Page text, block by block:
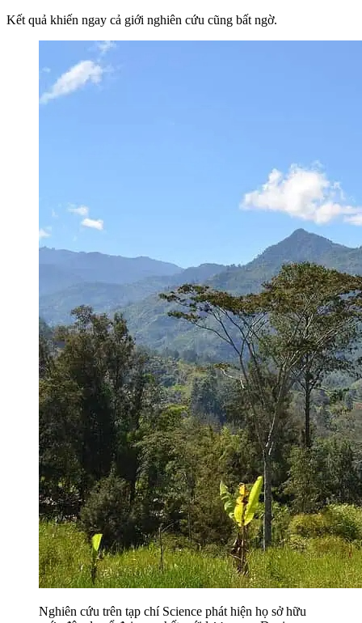
Kết quả khiến ngay cả giới nghiên cứu cũng bất ngờ.
Nghiên cứu trên tạp chí Science phát hiện họ sở hữu